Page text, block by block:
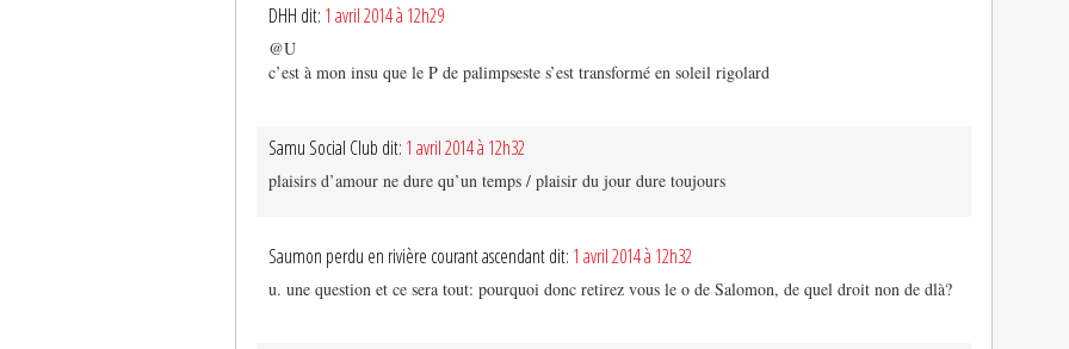
DHH dit: 1 avril 2014 à 12h29
@U
c’est à mon insu que le P de palimpseste s’est transformé en soleil rigolard
Samu Social Club dit: 1 avril 2014 à 12h32
plaisirs d’amour ne dure qu’un temps / plaisir du jour dure toujours
Saumon perdu en rivière courant ascendant dit: 1 avril 2014 à 12h32
u. une question et ce sera tout: pourquoi donc retirez vous le o de Salomon, de quel droit non de dlà?